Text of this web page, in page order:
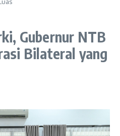
Gubernur NTB
Bilateral yang